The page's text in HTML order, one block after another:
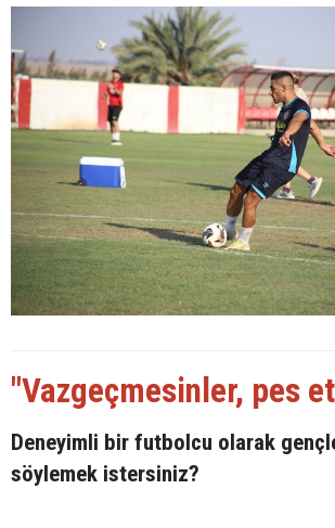
"Vazgeçmesinler, pes
Deneyimli bir futbolcu olarak
söylemek istersiniz?